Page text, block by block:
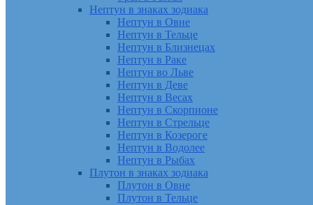
Нептун в знаках зодиака
Нептун в Овне
Нептун в Тельце
Нептун в Близнецах
Нептун в Раке
Нептун во Льве
Нептун в Деве
Нептун в Весах
Нептун в Скорпионе
Нептун в Стрельце
Нептун в Козероге
Нептун в Водолее
Нептун в Рыбах
Плутон в знаках зодиака
Плутон в Овне
Плутон в Тельце